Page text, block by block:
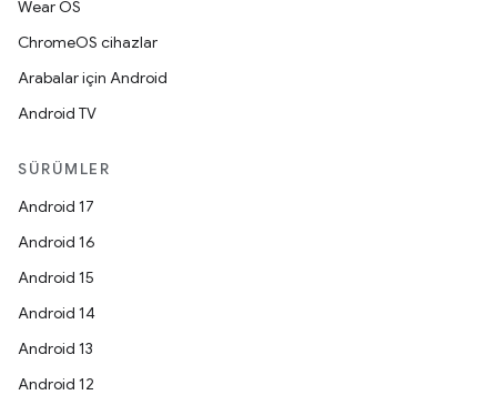
Wear OS
ChromeOS cihazlar
Arabalar için Android
Android TV
SÜRÜMLER
Android 17
Android 16
Android 15
Android 14
Android 13
Android 12